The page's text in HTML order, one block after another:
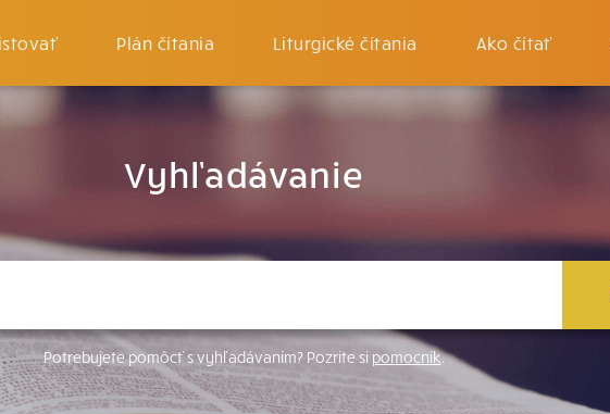
Plán čítania Liturgické čítania Ako čítať
Vyhľadávanie
Potrebujete pomôcť s vyhľadávaním? Pozrite si pomocník.